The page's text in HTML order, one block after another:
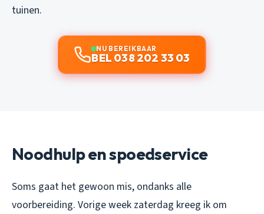
tuinen.
NU BEREIKBAAR
BEL 038 202 33 03
Noodhulp en spoedservice
Soms gaat het gewoon mis, ondanks alle
voorbereiding. Vorige week zaterdag kreeg ik om